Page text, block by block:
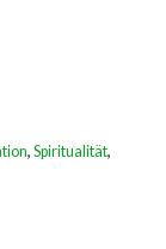
, Spiritualität,